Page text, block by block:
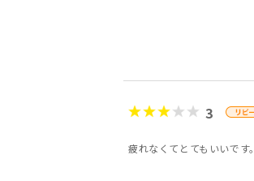
3
疲れなくてとてもいいです。